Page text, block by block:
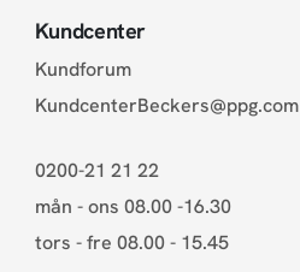
Kundcenter
Kundforum
KundcenterBeckers@ppg.com
0200-21 21 22
mån - ons 08.00 -16.30
tors - fre 08.00 - 15.45